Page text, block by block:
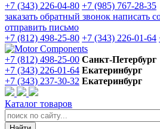
+7 (343) 226-04-80 +7 (985) 767-28-35
заказать обратный звонок написать
отправить письмо
+7 (812) 498-25-80 +7 (343) 226-01-64
+7 (812) 498-25-00 Санкт-Петербург
+7 (343) 226-01-64 Екатеринбург
+7 (343) 237-30-32 Екатеринбург
Каталог товаров